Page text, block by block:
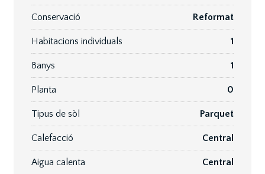
Conservació Reformat
Habitacions individuals 1
Banys 1
Planta 0
Tipus de sòl Parquet
Calefacció Central
Aigua calenta Central